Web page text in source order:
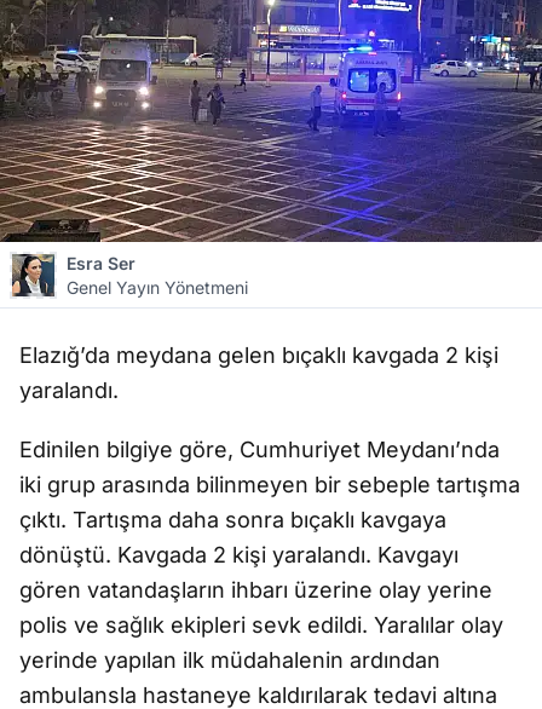
Esra Ser
Genel Yayın Yönetmeni
Elazığ’da meydana gelen bıçaklı kavgada 2 kişi
yaralandı.
Edinilen bilgiye göre, Cumhuriyet Meydanı’nda
iki grup arasında bilinmeyen bir sebeple tartışma
çıktı. Tartışma daha sonra bıçaklı kavgaya
dönüştü. Kavgada 2 kişi yaralandı. Kavgayı
gören vatandaşların ihbarı üzerine olay yerine
polis ve sağlık ekipleri sevk edildi. Yaralılar olay
yerinde yapılan ilk müdahalenin ardından
ambulansla hastaneye kaldırılarak tedavi altına